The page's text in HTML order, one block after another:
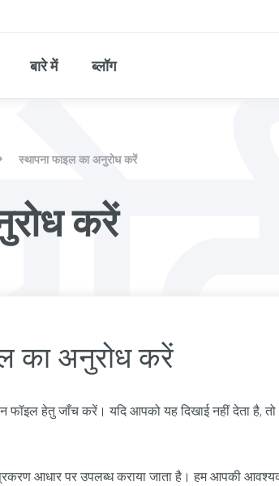
बारे में ब्लॉग
स्थापना फाइल का अनुरोध करें
करें
का अनुरोध करें
फॉइल हेतु जाँच करें। यदि आपको यह दिखाई नहीं देता है,
आधार पर उपलब्ध कराया जाता है। हम आपकी